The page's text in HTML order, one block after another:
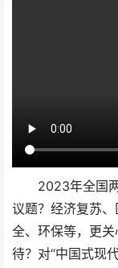
2023年全国
议题？经济复苏
全、环保等，更
待？对“中国式现